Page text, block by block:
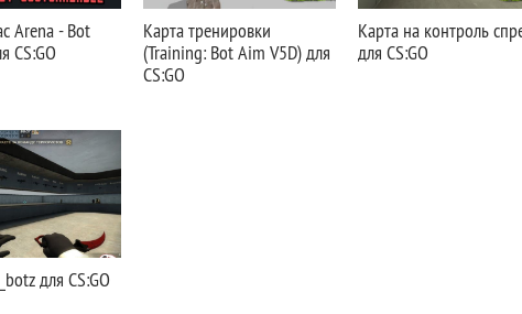
Arena - Bot
CS:GO
Карта тренировки
(Training: Bot Aim V5D) для
CS:GO
Карта на контроль
для CS:GO
для CS:GO